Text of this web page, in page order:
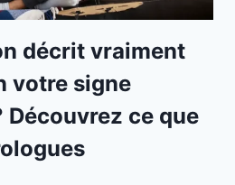
décrit vraiment
votre signe
ce que